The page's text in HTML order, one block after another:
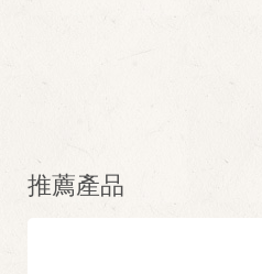
推薦產品